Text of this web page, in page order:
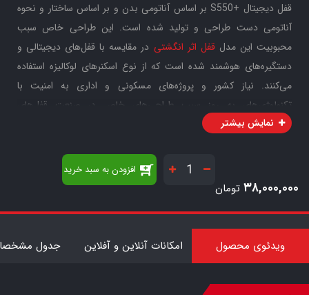
قفل دیجیتال +S550 بر اساس آناتومی بدن و بر اساس ساختار و نحوه
آناتومی دست طراحی و تولید شده است. این طراحی خاص سبب
محبوبیت این مدلقفل اثر انگشتی در مقایسه با قفل‌های دیجیتالی و
دستگیره‌های هوشمند شده است که از نوع اسکنرهای لوکالیزه استفاده
می‌کنند. نیاز کشور و پروژه‌های مسکونی و اداری به امنیت با
تکنولوژی‌های به روز سبب طراحی‌های خاص در صنعت قفل‌های
الکترونیکی ALOCK شده است.
نوع اسکنر بیومتریک ارگونومیک می‌باشد. صفحه لمسی و نمایشگر این
دستگیره به شیشه Tempered Glass مجهز شده که این محصول را در
سبب افزایش طول عمر این محصول در مقایسه با دیگر محصولات در بازار
شده است.بدنه این دستگیره هوشمند، از قطعات کاملا فلزی ساخته شده
نمایش بیشتر
۳۸,۰۰۰,۰۰۰ تومان
افزودن به سبد خرید
ویدئوی محصول امکانات آنلاین و آفلاین جدول